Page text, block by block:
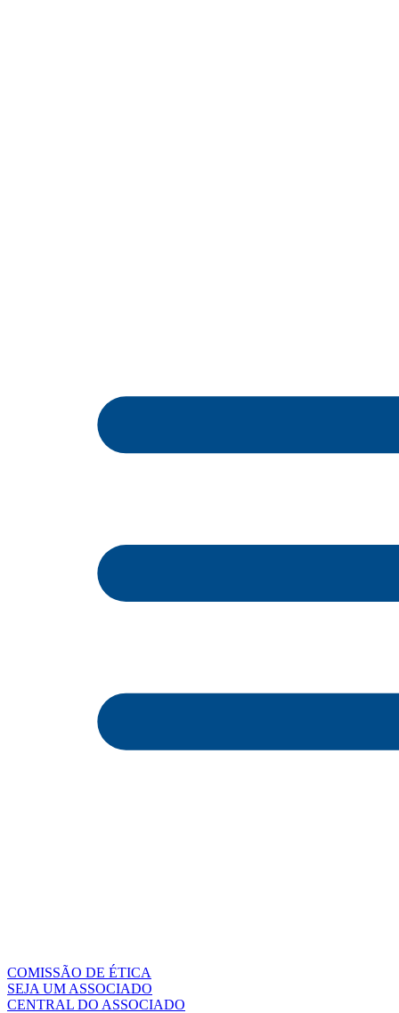
COMISSÃO DE ÉTICA
SEJA UM ASSOCIADO
CENTRAL DO ASSOCIADO